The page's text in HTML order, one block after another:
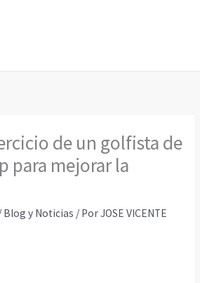
de un golfista de
para mejorar la
Blog y Noticias / PorJOSE VICENTE